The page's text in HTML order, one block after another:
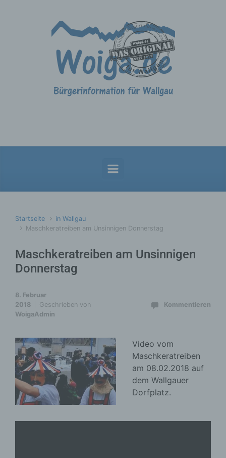
Startseite
in Wallgau
Maschkeratreiben am Unsinnigen Donnerstag
Maschkeratreiben am Unsinnigen
Donnerstag
8. Februar
2018
Geschrieben von
WoigaAdmin
Kommentieren
Video vom
Maschkeratreiben
am 08.02.2018 auf
dem Wallgauer
Dorfplatz.